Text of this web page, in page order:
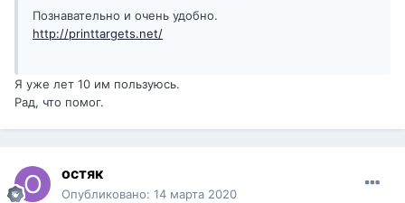
Познавательно и очень удобно.
http://printtargets.net/
Я уже лет 10 им пользуюсь.
Рад, что помог.
остяк
Опубликовано: 14 марта 2020